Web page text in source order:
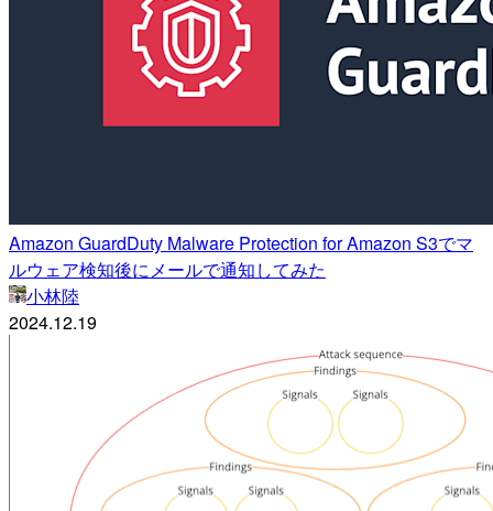
Amazon GuardDuty Malware Protection for Amazon S3でマ
ルウェア検知後にメールで通知してみた
小林陸
2024.12.19